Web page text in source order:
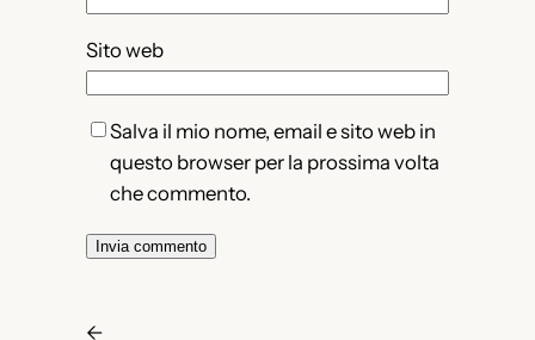
Sito web
Salva il mio nome, email e sito web in
questo browser per la prossima volta
che commento.
←